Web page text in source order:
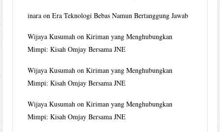
inara onEra Teknologi Bebas Namun Bertanggung Jawab
Wijaya Kusumah onKiriman yang Menghubungkan
Mimpi: Kisah Omjay Bersama JNE
Wijaya Kusumah onKiriman yang Menghubungkan
Mimpi: Kisah Omjay Bersama JNE
Wijaya Kusumah onKiriman yang Menghubungkan
Mimpi: Kisah Omjay Bersama JNE